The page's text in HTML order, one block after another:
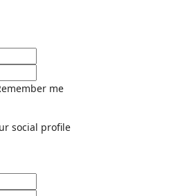
me
social profile